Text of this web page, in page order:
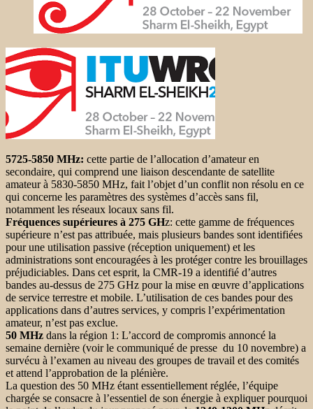
5725-5850 MHz: cette partie de l’allocation d’amateur en
secondaire, qui comprend une liaison descendante de satellite
amateur à 5830-5850 MHz, fait l’objet d’un conflit non résolu en ce
qui concerne les paramètres des systèmes d’accès sans fil,
notamment les réseaux locaux sans fil.
Fréquences supérieures à 275 GHz: cette gamme de fréquences
supérieure n’est pas attribuée, mais plusieurs bandes sont identifiées
pour une utilisation passive (réception uniquement) et les
administrations sont encouragées à les protéger contre les brouillages
préjudiciables. Dans cet esprit, la CMR-19 a identifié d’autres
bandes au-dessus de 275 GHz pour la mise en œuvre d’applications
de service terrestre et mobile. L’utilisation de ces bandes pour des
applications dans d’autres services, y compris l’expérimentation
amateur, n’est pas exclue.
50 MHz dans la région 1: L’accord de compromis annoncé la
semaine dernière (voir le communiqué de presse du 10 novembre) a
survécu à l’examen au niveau des groupes de travail et des comités
et attend l’approbation de la plénière.
La question des 50 MHz étant essentiellement réglée, l’équipe
chargée se consacre à l’essentiel de son énergie à expliquer pourquoi